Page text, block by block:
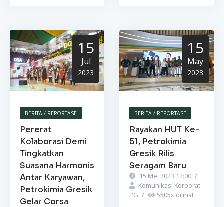
15
Jul
2023
BERITA / REPORTASE
Pererat
Kolaborasi Demi
Tingkatkan
Suasana Harmonis
Antar Karyawan,
Petrokimia Gresik
Gelar Corsa
15
May
2023
BERITA / REPORTASE
Rayakan HUT Ke-
51, Petrokimia
Gresik Rilis
Seragam Baru
15 Mei 2023 12:00 /
Komunikasi Korporat
PG / 5505x dilihat